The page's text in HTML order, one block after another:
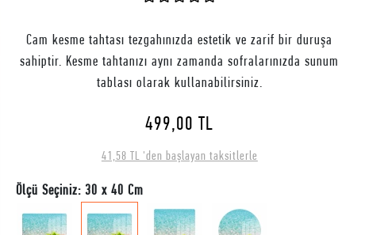
Cam kesme tahtası tezgahınızda estetik ve zarif bir duruşa
sahiptir. Kesme tahtanızı aynı zamanda sofralarınızda sunum
tablası olarak kullanabilirsiniz.
499,00 TL
41,58 TL 'den başlayan taksitlerle
Ölçü Seçiniz: 30 x 40 Cm